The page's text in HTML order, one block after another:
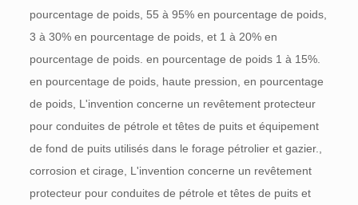
pourcentage de poids, 55 à 95% en pourcentage de poids,
3 à 30% en pourcentage de poids, et 1 à 20% en
pourcentage de poids. en pourcentage de poids 1 à 15%.
en pourcentage de poids, haute pression, en pourcentage
de poids, L'invention concerne un revêtement protecteur
pour conduites de pétrole et têtes de puits et équipement
de fond de puits utilisés dans le forage pétrolier et gazier.,
corrosion et cirage, L'invention concerne un revêtement
protecteur pour conduites de pétrole et têtes de puits et